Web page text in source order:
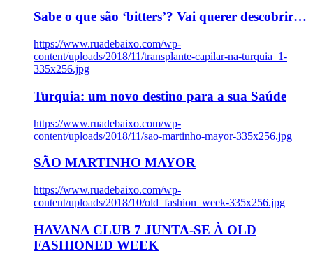
Sabe o que são ‘bitters’? Vai querer descobrir…
https://www.ruadebaixo.com/wp-
content/uploads/2018/11/transplante-capilar-na-turquia_1-
335x256.jpg
Turquia: um novo destino para a sua Saúde
https://www.ruadebaixo.com/wp-
content/uploads/2018/11/sao-martinho-mayor-335x256.jpg
SÃO MARTINHO MAYOR
https://www.ruadebaixo.com/wp-
content/uploads/2018/10/old_fashion_week-335x256.jpg
HAVANA CLUB 7 JUNTA-SE À OLD
FASHIONED WEEK